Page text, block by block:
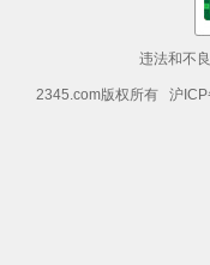
违法和不
2345.com版权所有 沪